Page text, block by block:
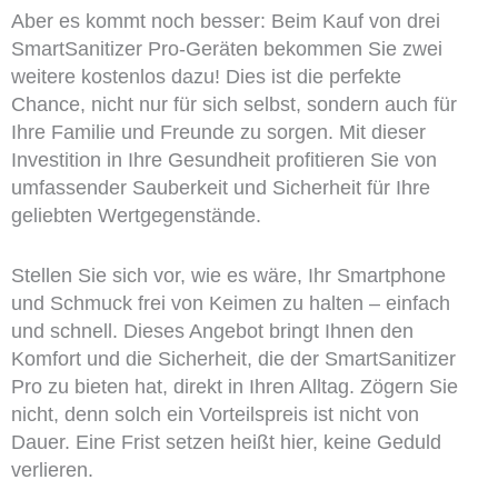
Aber es kommt noch besser: Beim Kauf von drei
SmartSanitizer Pro-Geräten bekommen Sie zwei
weitere kostenlos dazu! Dies ist die perfekte
Chance, nicht nur für sich selbst, sondern auch für
Ihre Familie und Freunde zu sorgen. Mit dieser
Investition in Ihre Gesundheit profitieren Sie von
umfassender Sauberkeit und Sicherheit für Ihre
geliebten Wertgegenstände.
Stellen Sie sich vor, wie es wäre, Ihr Smartphone
und Schmuck frei von Keimen zu halten – einfach
und schnell. Dieses Angebot bringt Ihnen den
Komfort und die Sicherheit, die der SmartSanitizer
Pro zu bieten hat, direkt in Ihren Alltag. Zögern Sie
nicht, denn solch ein Vorteilspreis ist nicht von
Dauer. Eine Frist setzen heißt hier, keine Geduld
verlieren.